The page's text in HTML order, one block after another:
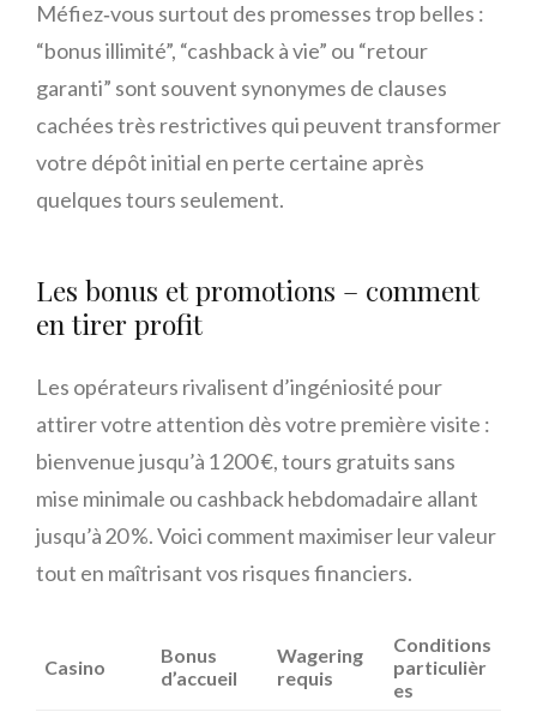
Méfiez‑vous surtout des promesses trop belles :
“bonus illimité”, “cashback à vie” ou “retour
garanti” sont souvent synonymes de clauses
cachées très restrictives qui peuvent transformer
votre dépôt initial en perte certaine après
quelques tours seulement.
Les bonus et promotions – comment
en tirer profit
Les opérateurs rivalisent d’ingéniosité pour
attirer votre attention dès votre première visite :
bienvenue jusqu’à 1 200 €, tours gratuits sans
mise minimale ou cashback hebdomadaire allant
jusqu’à 20 %. Voici comment maximiser leur valeur
tout en maîtrisant vos risques financiers.
Casino
Bonus
d’accueil
Wagering
requis
Conditions
particulièr
es